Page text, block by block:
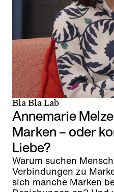
Bla Bla Lab
Annemarie
Marken – oder
Liebe?
Warum suchen
Verbindungen zu
sich manche Marken